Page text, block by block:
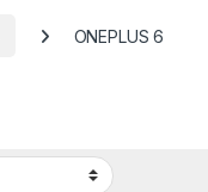
ONEPLUS 6